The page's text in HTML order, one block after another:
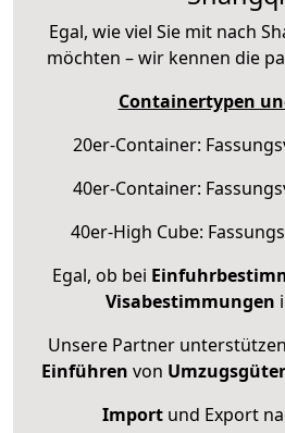
Egal, wie viel Sie mit nach
möchten – wir kennen die
Containertypen
20er-Container:
40er-Container:
40er-High Cube:
Egal, ob bei
Visabestimmungen
Unsere Partner
Einführen von
Importund Export